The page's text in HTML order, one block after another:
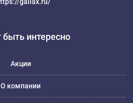
интересно
Акции
О компании